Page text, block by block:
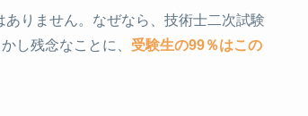
りません。なぜなら、技術士二次試験
し残念なことに、 受験生の99％はこの